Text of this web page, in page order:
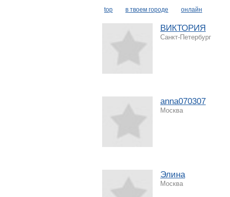
top в твоем городе онлайн
ВИКТОРИЯ
Санкт-Петербург
anna070307
Москва
Элина
Москва